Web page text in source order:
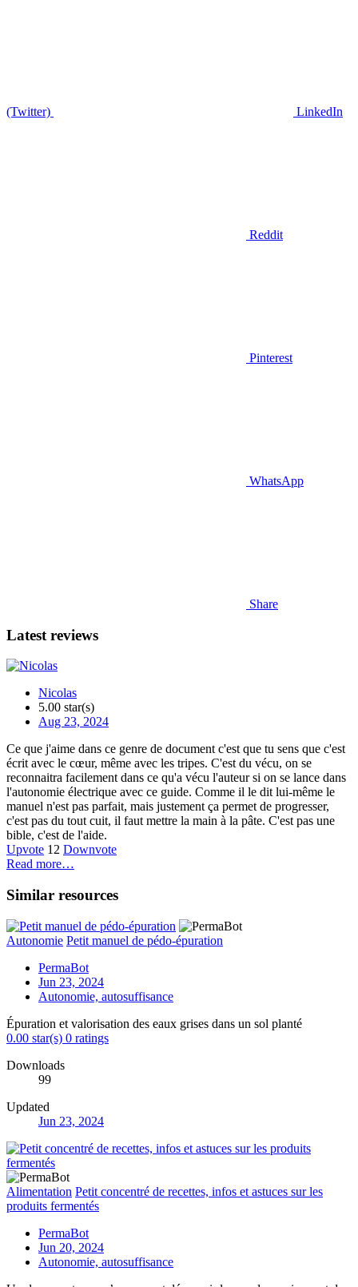
(Twitter) LinkedIn
Reddit
Pinterest
WhatsApp
Share
Latest reviews
Nicolas
5.00 star(s)
Aug 23, 2024
Ce que j'aime dans ce genre de document c'est que tu sens que c'est
écrit avec le cœur, même avec les tripes. C'est du vécu, on se
reconnaitra facilement dans ce qu'a vécu l'auteur si on se lance dans
l'autonomie électrique avec ce guide. Comme il le dit lui-même le
manuel n'est pas parfait, mais justement ça permet de progresser,
c'est pas du tout cuit, il faut mettre la main à la pâte. C'est pas une
bible, c'est de l'aide.
Upvote 12 Downvote
Read more…
Similar resources
Autonomie Petit manuel de pédo-épuration
PermaBot
Jun 23, 2024
Autonomie, autosuffisance
Épuration et valorisation des eaux grises dans un sol planté
0.00 star(s) 0 ratings
Downloads
99
Updated
Jun 23, 2024
Alimentation Petit concentré de recettes, infos et astuces sur les
produits fermentés
PermaBot
Jun 20, 2024
Autonomie, autosuffisance